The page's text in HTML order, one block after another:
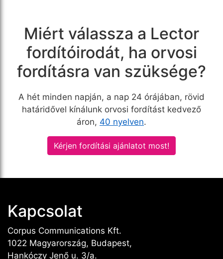
Miért válassza a Lector
fordítóirodát, ha orvosi
fordításra van szüksége?
A hét minden napján, a nap 24 órájában, rövid
határidővel kínálunk orvosi fordítást kedvező
áron, 40 nyelven.
Kérjen fordítási ajánlatot most!
Kapcsolat
Corpus Communications Kft.
1022 Magyarország, Budapest,
Hankóczy Jenő u. 3/a.